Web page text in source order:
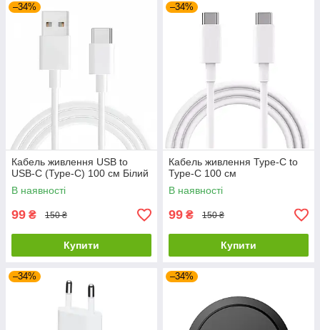
–34%
Кабель живлення USB to
USB-C (Type-C) 100 см Білий
В наявності
99 ₴ 150 ₴
Купити
–34%
Кабель живлення Type-C to
Type-C 100 см
В наявності
99 ₴ 150 ₴
Купити
–34% –34%